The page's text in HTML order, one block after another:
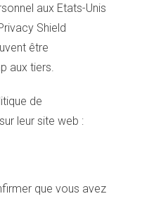
aux Etats-Unis
Shield
être
aux tiers.
de
leur site web :
que vous avez